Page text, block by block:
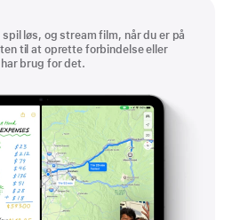
løs, og stream film, når du er på
til at oprette forbindelse eller
brug for det.